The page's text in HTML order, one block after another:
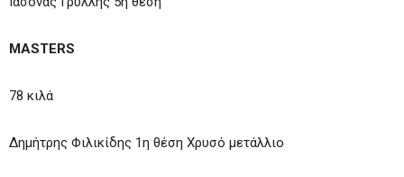
MASTERS
78 κιλά
Δημήτρης Φιλικίδης 1η θέση Χρυσό μετάλλιο